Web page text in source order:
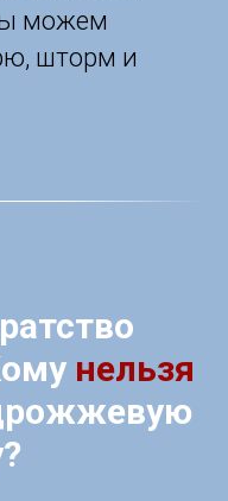
можем
шторм и
нельзя